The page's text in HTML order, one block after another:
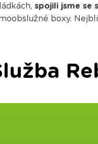
spojili jsme se
boxy.